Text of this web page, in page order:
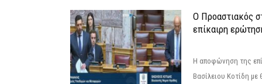
Ο Προαστιακός
επίκαιρη
Η αποφώνηση της
Βασίλειου Κοτίδη με